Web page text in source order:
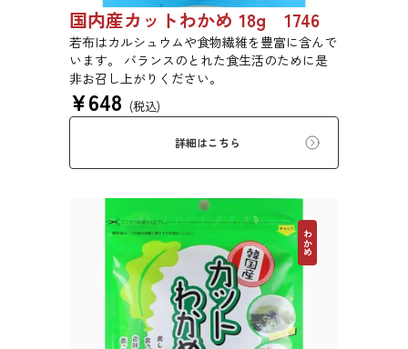
国内産カットわかめ 18g 1746
若布はカルシュウムや食物繊維を豊富に含んで
います。 バランスのとれた食生活のために是
非お召し上がりください。
¥648 (税込)
詳細はこちら
わかめ